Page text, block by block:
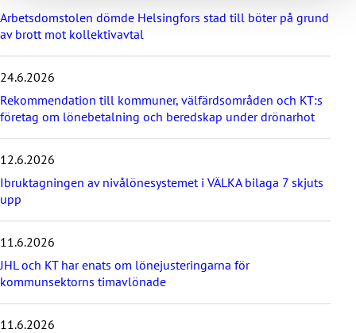
p
a
ö
v
r
d
e
n
a
s
e
n
y
h
e
t
e
Arbetsdomstolen dömde Helsingfors stad till böter på grund
av brott mot kollektivavtal
24.6.2026
Rekommendation till kommuner, välfärdsområden och KT:s
företag om lönebetalning och beredskap under drönarhot
12.6.2026
Ibruktagningen av nivålönesystemet i VÄLKA bilaga 7 skjuts
upp
11.6.2026
JHL och KT har enats om lönejusteringarna för
kommunsektorns timavlönade
11.6.2026